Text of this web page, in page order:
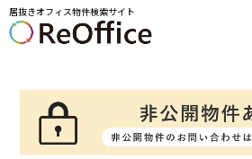
居抜きオフィス物件検索サイト